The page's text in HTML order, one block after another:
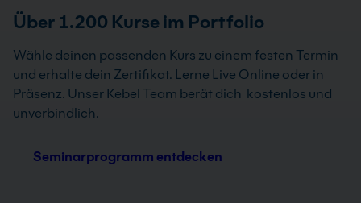
Über 1.200 Kurse im Portfolio
Wähle deinen passenden Kurs zu einem festen Termin
und erhalte dein Zertifikat. Lerne Live Online oder in
Präsenz. Unser Kebel Team berät dich kostenlos und
unverbindlich.
Seminarprogramm entdecken